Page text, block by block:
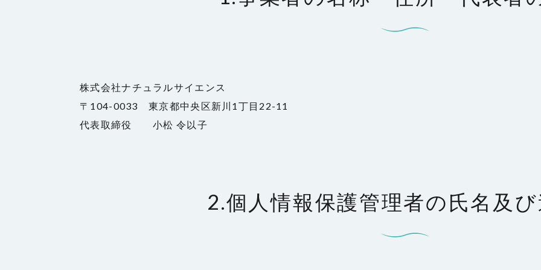
株式会社ナチュラルサイエンス
〒104-0033 東京都中央区新川1丁目22-11
代表取締役 小松 令以子
2.個人情報保護管理者の氏名及